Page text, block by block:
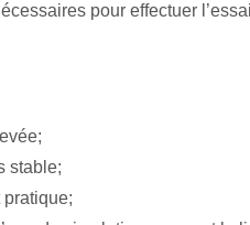
pour effectuer
stable;
pratique;